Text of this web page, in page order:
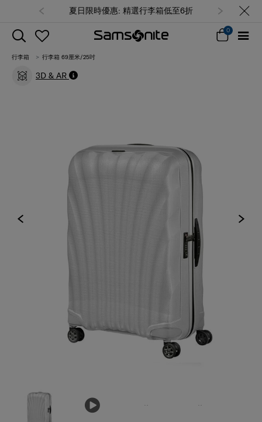
夏日限時優惠: 精選行李箱低至6折
0
行李箱 行李箱 69厘米/25吋
3D & AR